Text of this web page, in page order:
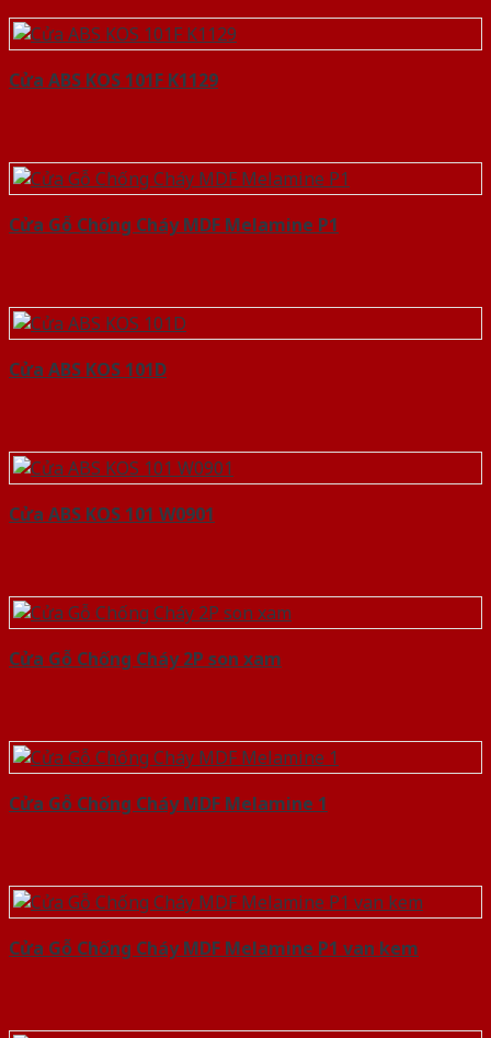
Cửa ABS KOS 101F K1129
Cửa Gỗ Chống Cháy MDF Melamine P1
Cửa ABS KOS 101D
Cửa ABS KOS 101 W0901
Cửa Gỗ Chống Cháy 2P son xam
Cửa Gỗ Chống Cháy MDF Melamine 1
Cửa Gỗ Chống Cháy MDF Melamine P1 van kem